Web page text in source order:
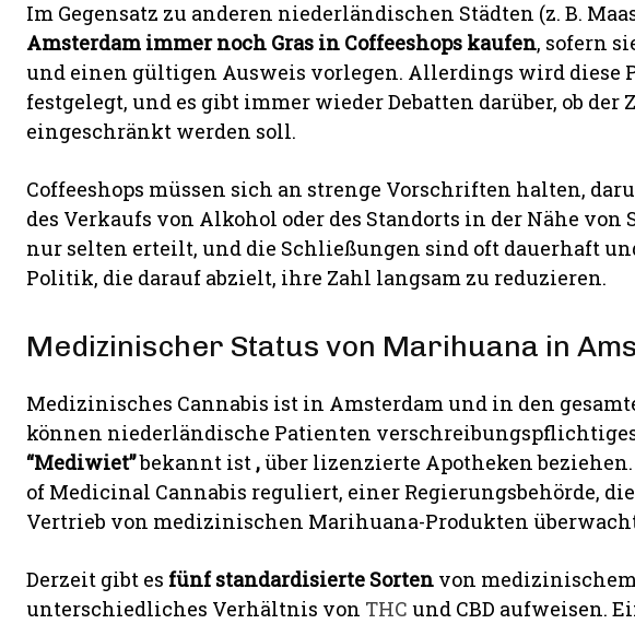
Im Gegensatz zu anderen niederländischen Städten (z. B.
Amsterdam immer noch Gras in Coffeeshops kaufen, sofern
und einen gültigen Ausweis vorlegen. Allerdings wird diese
festgelegt, und es gibt immer wieder Debatten darüber, ob
eingeschränkt werden soll.
Coffeeshops müssen sich an strenge Vorschriften halten,
des Verkaufs von Alkohol oder des Standorts in der Nähe
nur selten erteilt, und die Schließungen sind oft dauerhaft
Politik, die darauf abzielt, ihre Zahl langsam zu reduzieren.
Medizinischer Status von Marihuana in
Medizinisches Cannabis ist in Amsterdam und in den
können niederländische Patienten verschreibungspflichtiges
“Mediwiet”bekannt ist ,über lizenzierte Apotheken
of Medicinal Cannabis reguliert, einer Regierungsbehörde,
Vertrieb von medizinischen Marihuana-Produkten
Derzeit gibt es fünf standardisierte Sorten von
unterschiedliches Verhältnis von THC und CBD aufweisen.